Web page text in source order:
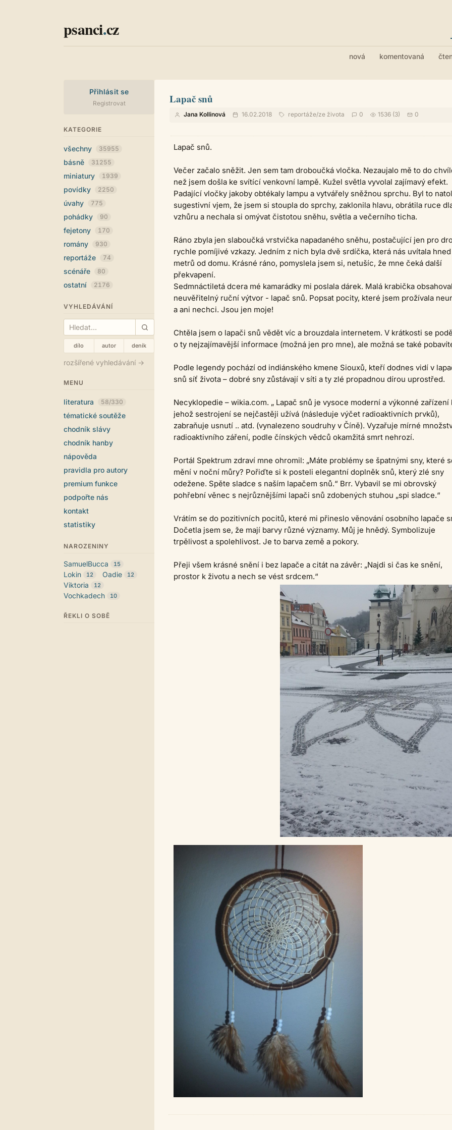
psanci.cz
nová komentovaná
Přihlásit se
Registrovat
KATEGORIE
všechny 35955
básně 31255
miniatury 1939
povídky 2250
úvahy 775
pohádky 90
fejetony 170
romány 930
reportáže 74
scénáře 80
ostatní 2176
VYHLEDÁVÁNÍ
dílo autor deník
rozšířené vyhledávání →
MENU
literatura 58/330
tématické soutěže
chodník slávy
chodník hanby
nápověda
pravidla pro autory
premium funkce
podpořte nás
kontakt
statistiky
NAROZENINY
SamuelBucca 15
Lokin 12 Oadie 12
Viktoria 12
Vochkadech 10
ŘEKLI O SOBĚ
Lapač snů
Jana Kollinová 16.02.2018 reportáže/ze života 0 1536 (3) 0
Lapač snů.
Večer začalo sněžit. Jen sem tam droboučká vločka. Nezaujalo mě to do
než jsem došla ke svítící venkovní lampě. Kužel světla vyvolal zajímavý efekt.
Padající vločky jakoby obtékaly lampu a vytvářely sněžnou sprchu. Byl to
sugestivní vjem, že jsem si stoupla do sprchy, zaklonila hlavu, obrátila ruce
vzhůru a nechala si omývat čistotou sněhu, světla a večerního ticha.
Ráno zbyla jen slaboučká vrstvička napadaného sněhu, postačující jen pro
rychle pomíjivé vzkazy. Jedním z nich byla dvě srdíčka, která nás uvítala
metrů od domu. Krásné ráno, pomyslela jsem si, netušíc, že mne čeká další
překvapení.
Sedmnáctiletá dcera mé kamarádky mi poslala dárek. Malá krabička
neuvěřitelný ruční výtvor - lapač snů. Popsat pocity, které jsem prožívala
a ani nechci. Jsou jen moje!
Chtěla jsem o lapači snů vědět víc a brouzdala internetem. V krátkosti se
o ty nejzajímavější informace (možná jen pro mne), ale možná se také
Podle legendy pochází od indiánského kmene Siouxů, kteří dodnes vidí v
snů síť života – dobré sny zůstávají v síti a ty zlé propadnou dírou uprostřed.
Necyklopedie – wikia.com. „ Lapač snů je vysoce moderní a výkonné zařízení
jehož sestrojení se nejčastěji užívá (následuje výčet radioaktivních prvků),
zabraňuje usnutí .. atd. (vynalezeno soudruhy v Číně). Vyzařuje mírné
radioaktivního záření, podle čínských vědců okamžitá smrt nehrozí.
Portál Spektrum zdraví mne ohromil: „Máte problémy se špatnými sny, které
mění v noční můry? Pořiďte si k posteli elegantní doplněk snů, který zlé sny
odežene. Spěte sladce s naším lapačem snů.“ Brr. Vybavil se mi obrovský
pohřební věnec s nejrůznějšími lapači snů zdobených stuhou „spi sladce.“
Vrátím se do pozitivních pocitů, které mi přineslo věnování osobního lapače
Dočetla jsem se, že mají barvy různé významy. Můj je hnědý. Symbolizuje
trpělivost a spolehlivost. Je to barva země a pokory.
Přeji všem krásné snění i bez lapače a citát na závěr: „Najdi si čas ke snění,
prostor k životu a nech se vést srdcem.“